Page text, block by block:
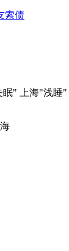
索债
湖”
" 上海"浅睡"